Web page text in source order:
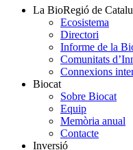
La BioRegió de
Ecosistema
Directori
Informe de la
Comunitats
Connexions
Biocat
Sobre Biocat
Equip
Memòria anual
Contacte
Inversió